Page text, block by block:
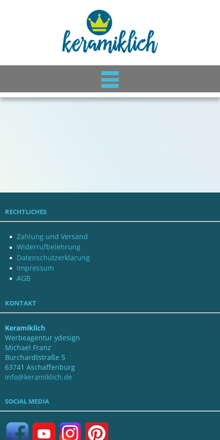
RECHTLICHES
Zahlung und Versand
Widerrufbelehrung
Datenschutzerklärung
Impressum
AGB
KONTAKT
Keramiklich
Werbeagentur ydesign
Michael Franz
Burchardtstraße 5
63741 Aschaffenburg
info@keramiklich.de
SOCIAL MEDIA